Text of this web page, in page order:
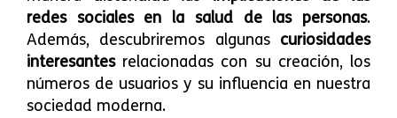
redes sociales en la salud de las personas.
Además, descubriremos algunas curiosidades
interesantesrelacionadas con su creación, los
números de usuarios y su influencia en nuestra
sociedad moderna.